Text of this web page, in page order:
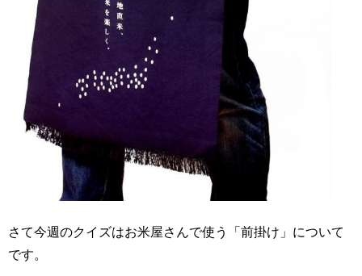
さて今週のクイズはお米屋さんで使う「前掛け」について
です。